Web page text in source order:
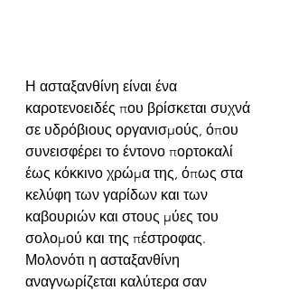
Η ασταξανθίνη είναι ένα
καροτενοειδές που βρίσκεται συχνά
σε υδρόβιους οργανισμούς, όπου
συνεισφέρει το έντονο πορτοκαλί
έως κόκκινο χρώμα της, όπως στα
κελύφη των γαρίδων και των
καβουριών και στους μύες του
σολομού και της πέστροφας.
Μολονότι η ασταξανθίνη
αναγνωρίζεται καλύτερα σαν